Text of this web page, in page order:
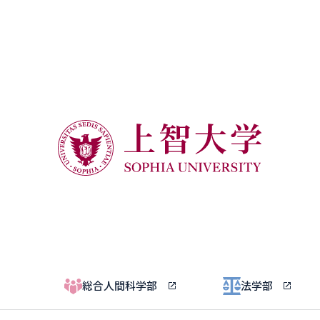
総合人間科学部 法学部